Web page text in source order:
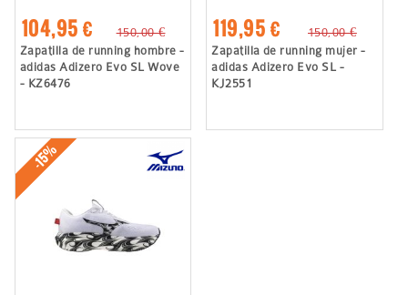
104,95 €
150,00 €
Zapatilla de running hombre -
adidas Adizero Evo SL Wove
- KZ6476
119,95 €
150,00 €
Zapatilla de running mujer -
adidas Adizero Evo SL -
KJ2551
-15%